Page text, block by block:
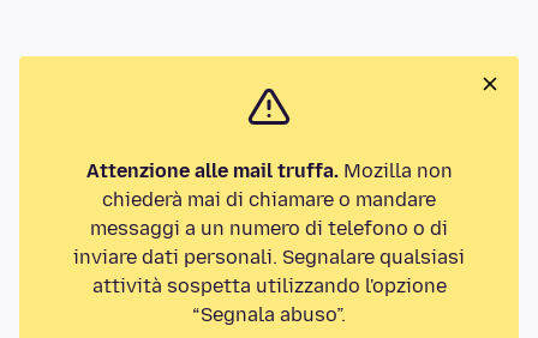
Attenzione alle mail truffa.Mozilla non
chiederà mai di chiamare o mandare
messaggi a un numero di telefono o di
inviare dati personali. Segnalare qualsiasi
attività sospetta utilizzando l'opzione
“Segnala abuso”.